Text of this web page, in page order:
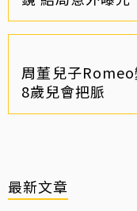
周董兒子
8歲兒會把脈
最新文章